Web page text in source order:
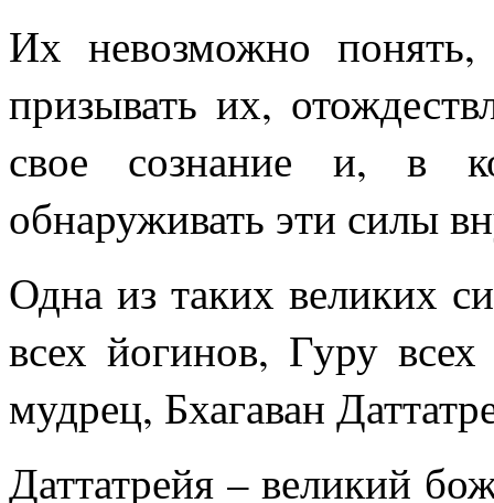
Их невозможно
призывать их,
свое сознание и, в
обнаруживать эти силы
Одна из таких великих
всех йогинов, Гуру
мудрец, Бхагаван
Даттатрейя – великий